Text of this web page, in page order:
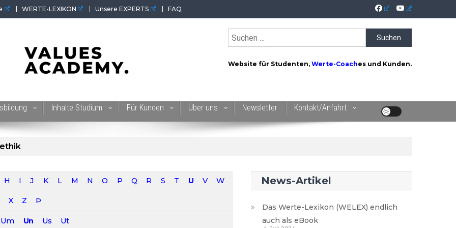
WERTE-LEXIKON Unsere EXPERTS FAQ
Suchen
nach:
Website für Studenten, Werte-Coaches und Kunden.
Inhalte Studium Für Kunden Über uns Newsletter Kontakt/Anfahrt
H I J K L M N O P Q R S T U V W
X Z Þ
Um Un Us Ut
News-Artikel
Das Werte-Lexikon (WELEX) endlich
auch als eBook